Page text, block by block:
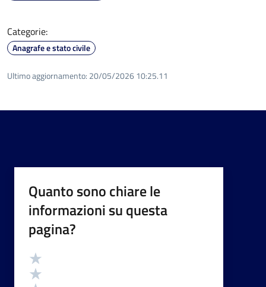
Categorie:
Anagrafe e stato civile
Ultimo aggiornamento: 20/05/2026 10:25.11
Quanto sono chiare le
informazioni su questa
pagina?
Valutazione